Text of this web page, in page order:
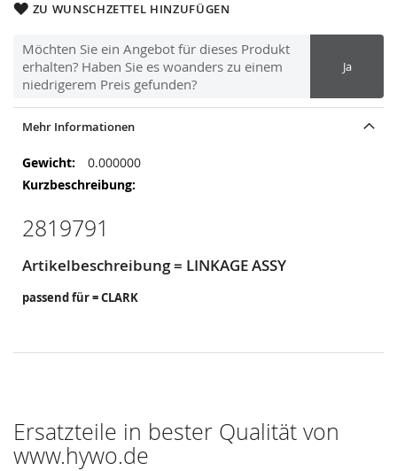
ZU WUNSCHZETTEL HINZUFÜGEN
Möchten Sie ein Angebot für dieses Produkt
erhalten? Haben Sie es woanders zu einem
niedrigerem Preis gefunden?
Ja
Mehr Informationen
Mehr
Informationen
0.000000
2819791
Artikelbeschreibung = LINKAGE ASSY
passend für = CLARK
Ersatzteile in bester Qualität von
www.hywo.de